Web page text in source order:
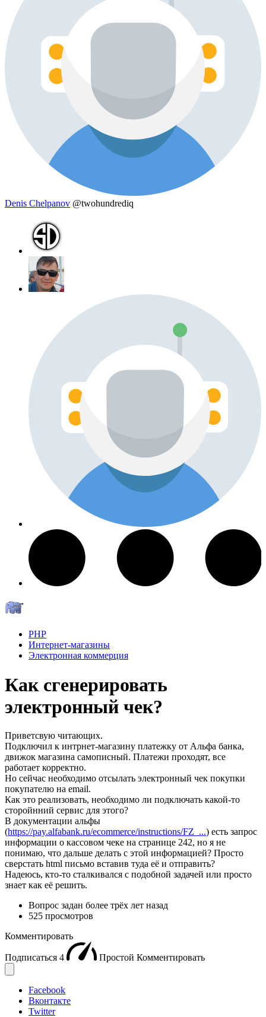
Denis Chelpanov @twohundrediq
PHP
Интернет-магазины
Электронная коммерция
Как сгенерировать
электронный чек?
Приветсвую читающих.
Подключил к интрнет-магазину платежку от Альфа банка,
движок магазина самописный. Платежи проходят, все
работает корректно.
Но сейчас необходимо отсылать электронный чек покупки
покупателю на email.
Как это реализовать, необходимо ли подключать какой-то
сторойнний сервис для этого?
В документации альфы
(https://pay.alfabank.ru/ecommerce/instructions/FZ_...) есть запрос
информации о кассовом чеке на странице 242, но я не
понимаю, что дальше делать с этой информацией? Просто
сверстать html письмо вставив туда её и отправить?
Надеюсь, кто-то сталкивался с подобной задачей или просто
знает как её решить.
Вопрос задан более трёх лет назад
525 просмотров
Комментировать
Подписаться 4 Простой Комментировать
Facebook
Вконтакте
Twitter